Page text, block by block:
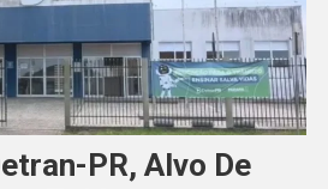
PR, Alvo De